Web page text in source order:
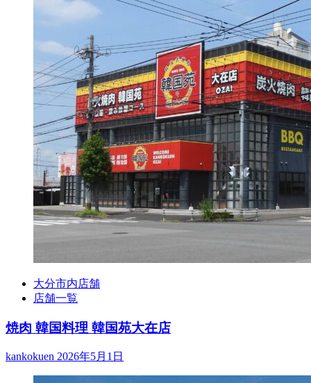
大分市内店舗
店舗一覧
焼肉 韓国料理 韓国苑大在店
kankokuen 2026年5月1日